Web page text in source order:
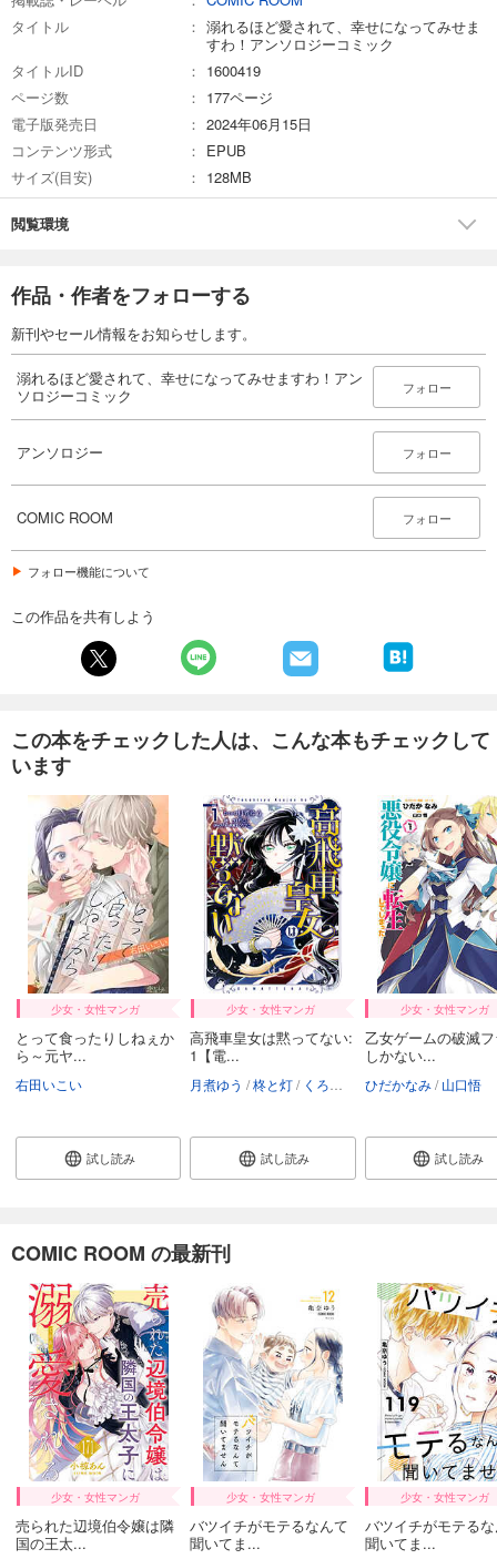
タイトル
溺れるほど愛されて、幸せになってみせま
すわ！アンソロジーコミック
タイトルID
1600419
ページ数
177ページ
電子版発売日
2024年06月15日
コンテンツ形式
EPUB
サイズ(目安)
128MB
閲覧環境
作品・作者をフォローする
新刊やセール情報をお知らせします。
溺れるほど愛されて、幸せになってみせますわ！アン
ソロジーコミック
フォロー
アンソロジー フォロー
COMIC ROOM フォロー
フォロー機能について
この作品を共有しよう
この本をチェックした人は、こんな本もチェックして
います
少女・女性マンガ
とって食ったりしねぇか
ら～元ヤ...
右田いこい
試し読み
少女・女性マンガ
高飛車皇女は黙ってない:
1【電...
月煮ゆう 柊と灯 くろでこ
試し読み
少女・女性マンガ
乙女ゲームの破滅
しかない...
ひだかなみ 山口悟
試し読み
COMIC ROOM の最新刊
少女・女性マンガ
売られた辺境伯令嬢は隣
国の王太...
少女・女性マンガ
バツイチがモテるなんて
聞いてま...
少女・女性マンガ
バツイチがモテる
聞いてま...